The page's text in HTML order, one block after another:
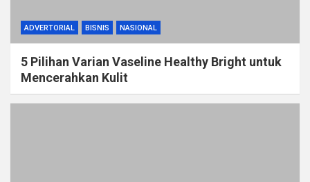
ADVERTORIAL BISNIS NASIONAL
5 Pilihan Varian Vaseline Healthy Bright untuk
Mencerahkan Kulit